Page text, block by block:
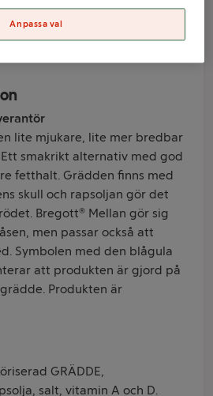
lite mjukare, lite mer bredbar
smakrikt alternativ med god
fetthalt. Grädden finns med
skull och rapsoljan gör det
Bregott® Mellan gör sig
men passar också att
Symbolen med den blågula
att produkten är gjord på
Produkten är
GRÄDDE,
salt, vitamin A och D.
Anpassa val